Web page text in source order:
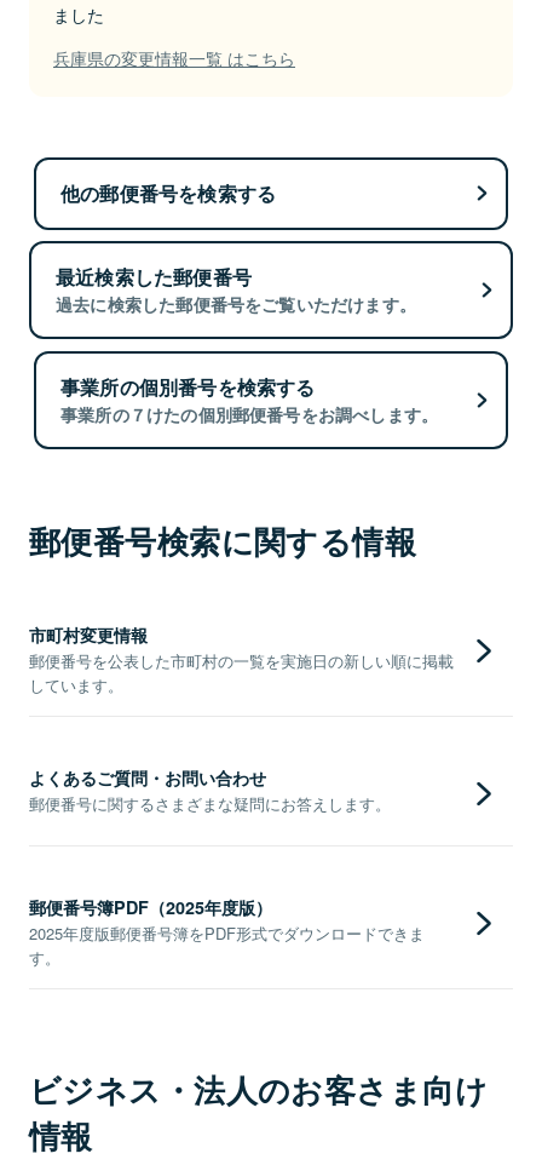
ました
兵庫県の変更情報一覧 はこちら
他の郵便番号を検索する
最近検索した郵便番号
過去に検索した郵便番号をご覧いただけます。
事業所の個別番号を検索する
事業所の７けたの個別郵便番号をお調べします。
郵便番号検索に関する情報
市町村変更情報
郵便番号を公表した市町村の一覧を実施日の新しい順に掲載
しています。
よくあるご質問・お問い合わせ
郵便番号に関するさまざまな疑問にお答えします。
郵便番号簿PDF（2025年度版）
2025年度版郵便番号簿をPDF形式でダウンロードできま
す。
ビジネス・法人のお客さま向け
情報